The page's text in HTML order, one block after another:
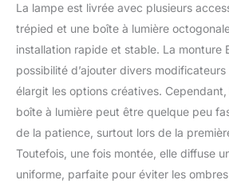
the
studio
Control
led studio
stepless
adjustment
100% and
data through
screen. Or
download the
La lampe est livrée avec plusieurs
trépied et une boîte à lumière
installation rapide et stable. La monture
possibilité d’ajouter divers
élargit les options créatives.
boîte à lumière peut être quelque peu
de la patience, surtout lors de la
Toutefois, une fois montée, elle diffuse
uniforme, parfaite pour éviter les